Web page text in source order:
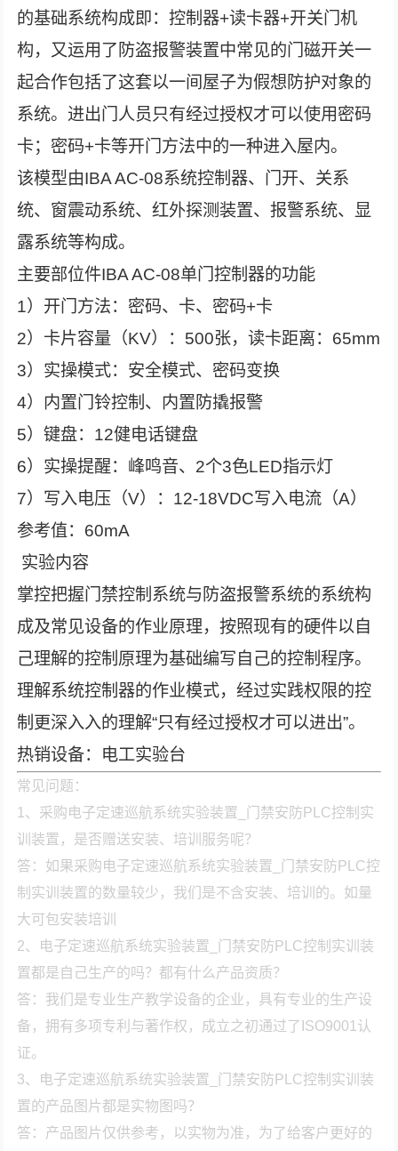
的基础系统构成即：控制器+读卡器+开关门机
构，又运用了防盗报警装置中常见的门磁开关一
起合作包括了这套以一间屋子为假想防护对象的
系统。进出门人员只有经过授权才可以使用密码
卡；密码+卡等开门方法中的一种进入屋内。
该模型由IBA AC-08系统控制器、门开、关系
统、窗震动系统、红外探测装置、报警系统、显
露系统等构成。
主要部位件IBA AC-08单门控制器的功能
1）开门方法：密码、卡、密码+卡
2）卡片容量（KV）：500张，读卡距离：65mm
3）实操模式：安全模式、密码变换
4）内置门铃控制、内置防撬报警
5）键盘：12健电话键盘
6）实操提醒：峰鸣音、2个3色LED指示灯
7）写入电压（V）：12-18VDC写入电流（A）
参考值：60mA
实验内容
掌控把握门禁控制系统与防盗报警系统的系统构
成及常见设备的作业原理，按照现有的硬件以自
己理解的控制原理为基础编写自己的控制程序。
理解系统控制器的作业模式，经过实践权限的控
制更深入入的理解“只有经过授权才可以进出”。
热销设备：电工实验台
常见问题：
1、采购电子定速巡航系统实验装置_门禁安防PLC控制实
训装置，是否赠送安装、培训服务呢？
答：如果采购电子定速巡航系统实验装置_门禁安防PLC控
制实训装置的数量较少，我们是不含安装、培训的。如量
大可包安装培训
2、电子定速巡航系统实验装置_门禁安防PLC控制实训装
置都是自己生产的吗？都有什么产品资质？
答：我们是专业生产教学设备的企业，具有专业的生产设
备，拥有多项专利与著作权，成立之初通过了ISO9001认
证。
3、电子定速巡航系统实验装置_门禁安防PLC控制实训装
置的产品图片都是实物图吗？
答：产品图片仅供参考，以实物为准，为了给客户更好的